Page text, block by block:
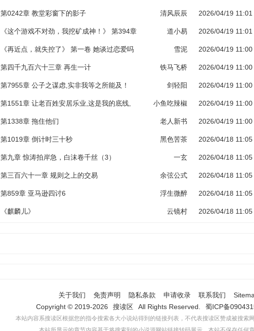
第0242章 教堂彩窗下的影子 清风辰辰 2026/04/19 11:01
《这个游戏不对劲，我挖矿成神！》 第394章
打劫，天意百战图录（第六更！）
道小易 2026/04/19 11:01
《再近点，就失控了》 第一卷 她谈过恋爱吗 雪泥 2026/04/19 11:00
第四千九百六十三章 再生一计 铁马飞桥 2026/04/19 11:00
第7955章 公子之谋虑,实非我等之所能及！ 剑轻阳 2026/04/19 11:00
第1551章 让老百姓安居乐业,这是我的底线,
谁动谁死
小鱼吃辣椒 2026/04/19 11:00
第1338章 拖住他们 老人新书 2026/04/19 11:00
第1019章 倒计时三十秒 黑色苦茶 2026/04/18 11:05
第九章 惊涛拍岸急，白沫卷千丝（3） 一玄 2026/04/18 11:05
第三百六十一章 规则之上的交易 余弦公式 2026/04/18 11:05
第859章 亚马逊四讨6 浮生微醉 2026/04/18 11:05
《麒麟儿》 云镜村 2026/04/18 11:05
关于我们 免责声明 隐私条款 申请收录 联系我们
Copyright © 2019-2026
搜读区 All Rights Reserved. 蜀ICP备
本站内容系搜读区根据您的指令搜索各大小说站得到的链接列表，不代表搜读区赞成被搜索